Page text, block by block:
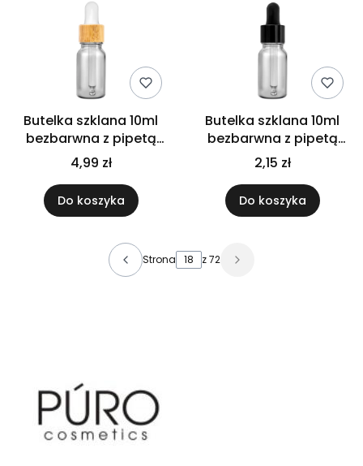
Butelka szklana 10ml
bezbarwna z pipetą
bambusową
4,99 zł
Do koszyka
Butelka szklana 10ml
bezbarwna z pipetą
czarną
2,15 zł
Do koszyka
Strona z 72